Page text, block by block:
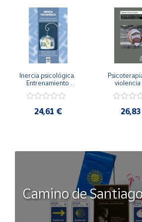
Inercia psicológica.
Entrenamiento
Igualdad de Género.
24,61 €
secreto
Camino de